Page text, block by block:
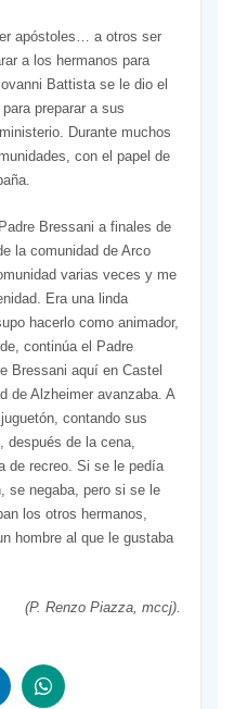
apóstoles… a otros ser
a los hermanos para
Battista se le dio el
preparar a sus
Durante muchos
con el papel de
Bressani a finales de
la comunidad de Arco
varias veces y me
Era una linda
hacerlo como animador,
continúa el Padre
Bressani aquí en Castel
de Alzheimer avanzaba. A
contando sus
de la cena,
de recreo. Si se le pedía
se negaba, pero si se le
los otros hermanos,
hombre al que le gustaba
(P. Renzo Piazza, mccj).